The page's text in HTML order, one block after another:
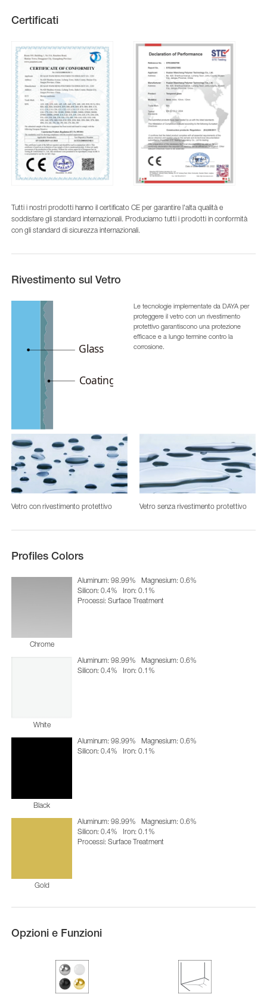
Certificati
Tutti i nostri prodotti hanno il certificato CE per garantire l'alta qualità e
soddisfare gli standard internazionali. Produciamo tutti i prodotti in conformità
con gli standard di sicurezza internazionali.
Rivestimento sul Vetro
Le tecnologie implementate da DAYA per
proteggere il vetro con un rivestimento
protettivo garantiscono una protezione
efficace e a lungo termine contro la
corrosione.
Vetro con rivestimento protettivo Vetro senza rivestimento protettivo
Profiles Colors
Chrome
Aluminum: 98.99%
Magnesium: 0.6%
Silicon: 0.4%
Iron: 0.1%
Processi: Surface Treatment
White
Aluminum: 98.99%
Magnesium: 0.6%
Silicon: 0.4%
Iron: 0.1%
Black
Aluminum: 98.99%
Magnesium: 0.6%
Silicon: 0.4%
Iron: 0.1%
Gold
Aluminum: 98.99%
Magnesium: 0.6%
Silicon: 0.4%
Iron: 0.1%
Processi: Surface Treatment
Opzioni e Funzioni